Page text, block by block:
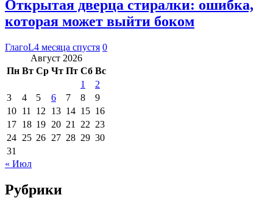
Открытая дверца стиралки: ошибка,
которая может выйти боком
ГлагоL4 месяца спустя 0
Август 2026
Пн Вт Ср Чт Пт Сб Вс
1
2
3
4 5 6 7 8
9
10 11 12 13 14 15 16
17 18 19 20 21 22 23
24 25 26 27 28 29 30
31
« Июл
Рубрики